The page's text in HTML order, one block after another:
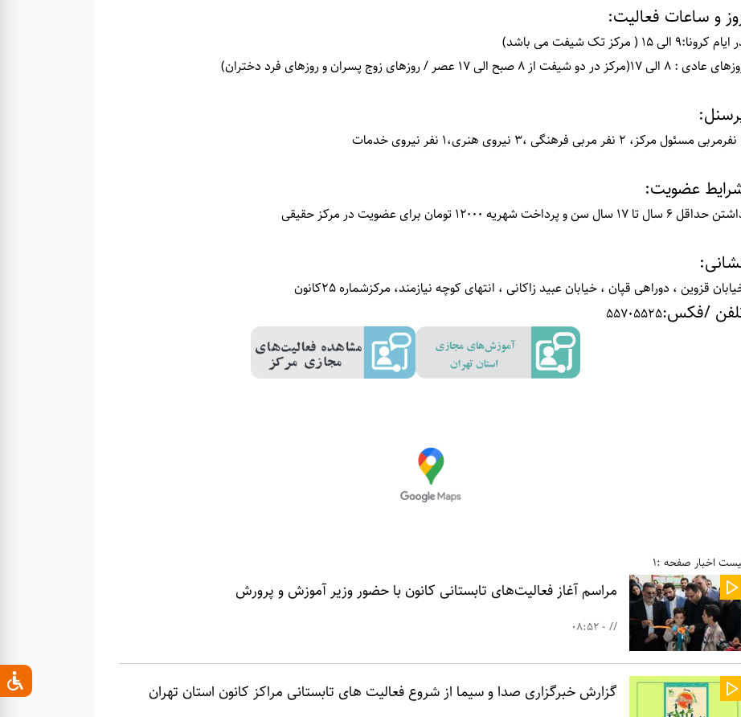
و ساعات فعالیت:
کرونا:9 الی 15 ( مرکز تک شیفت می باشد)
: 8 الی 17(مرکز در دو شیفت از 8 صبح الی 17 عصر / روزهای زوج پسران و روزهای فرد دختران)
:
عضویت:
۶ سال تا 17 سال سن و پرداخت شهریه ۱۲۰۰۰ تومان برای عضویت در مرکز حقیقی
:
قزوین ، دوراهی قپان ، خیابان عبید زاکانی ، انتهای کوچه نیازمند، مرکزشماره 25کانون
/فکس:
55705525
اخبار صفحه :1
مراسم آغاز فعالیت‌های تابستانی کانون با حضور وزیر آموزش و پرورش
// - 08:52
گزارش خبرگزاری صدا و سیما از شروع فعالیت های تابستانی مراکز کانون استان تهران